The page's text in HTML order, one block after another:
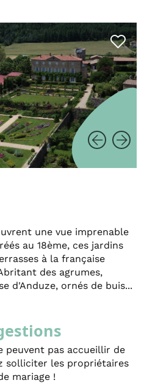
une vue imprenable
au 18ème, ces jardins
à la française
des agrumes,
d'Anduze, ornés de buis...
peuvent pas accueillir de
solliciter les propriétaires
mariage !